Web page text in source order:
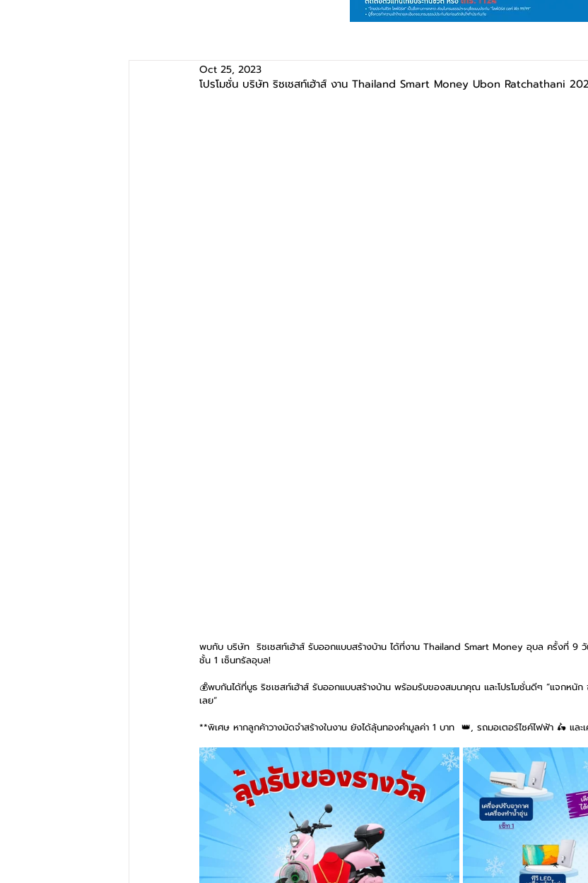
โปรโมชั่น บริษัท ริชเชสท์เฮ้าส์ งาน Thailand Smart Money Ubon Ratchathani
Oct 25, 2023
พบกับ บริษัท  ริชเชสท์เฮ้าส์ รับออกแบบสร้างบ้าน ได้ที่งาน Thailand Smart Money อุบล ครั้งที่
ชั้น 1 เซ็นทรัลอุบล!
💰พบกันได้ที่บูธ ริชเชสท์เฮ้าส์ รับออกแบบสร้างบ้าน พร้อมรับของสมนาคุณ และโปรโมชั่นดีๆ “แจกหนัก
เลย“
**พิเศษ หากลูกค้าวางมัดจำสร้างในงาน ยังได้ลุ้นทองคำมูลค่า 1 บาท  👑, รถมอเตอร์ไซค์ไฟฟ้า 🛵 และ